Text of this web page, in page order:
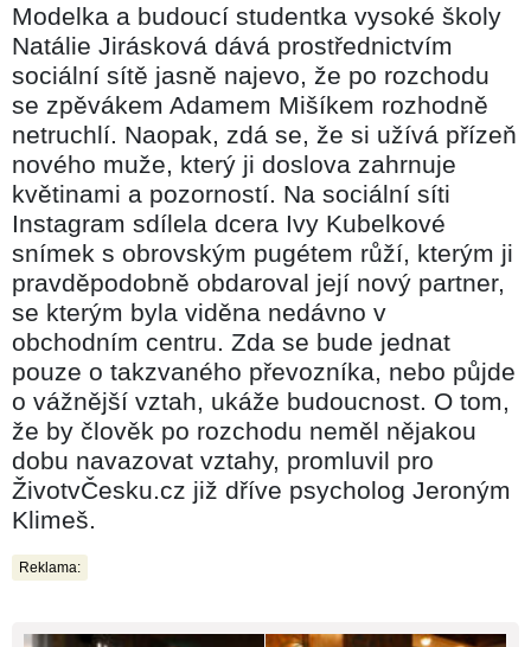
Modelka a budoucí studentka vysoké školy
Natálie Jirásková dává prostřednictvím
sociální sítě jasně najevo, že po rozchodu
se zpěvákem Adamem Mišíkem rozhodně
netruchlí. Naopak, zdá se, že si užívá přízeň
nového muže, který ji doslova zahrnuje
květinami a pozorností. Na sociální síti
Instagram sdílela dcera Ivy Kubelkové
snímek s obrovským pugétem růží, kterým ji
pravděpodobně obdaroval její nový partner,
se kterým byla viděna nedávno v
obchodním centru. Zda se bude jednat
pouze o takzvaného převozníka, nebo půjde
o vážnější vztah, ukáže budoucnost. O tom,
že by člověk po rozchodu neměl nějakou
dobu navazovat vztahy, promluvil pro
ŽivotvČesku.cz již dříve psycholog Jeroným
Klimeš.
Reklama: